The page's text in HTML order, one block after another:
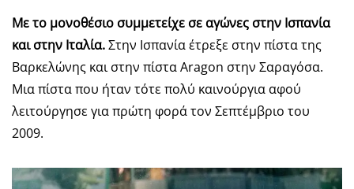
Με το μονοθέσιο συμμετείχε σε αγώνες στην Ισπανία
και στην Ιταλία.Στην Ισπανία έτρεξε στην πίστα της
Βαρκελώνης και στην πίστα Aragon στην Σαραγόσα.
Μια πίστα που ήταν τότε πολύ καινούργια αφού
λειτούργησε για πρώτη φορά τον Σεπτέμβριο του
2009.